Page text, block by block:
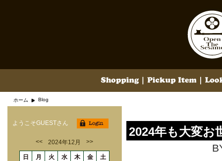
ホーム Blog
2024年も大変お
ようこそGUESTさん
<< 2024年12月 >>
日 月 火 水 木 金
土